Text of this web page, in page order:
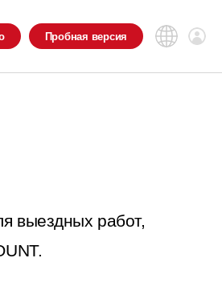
Пробная версия
выездных работ,